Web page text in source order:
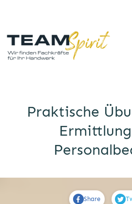
Praktische
Share